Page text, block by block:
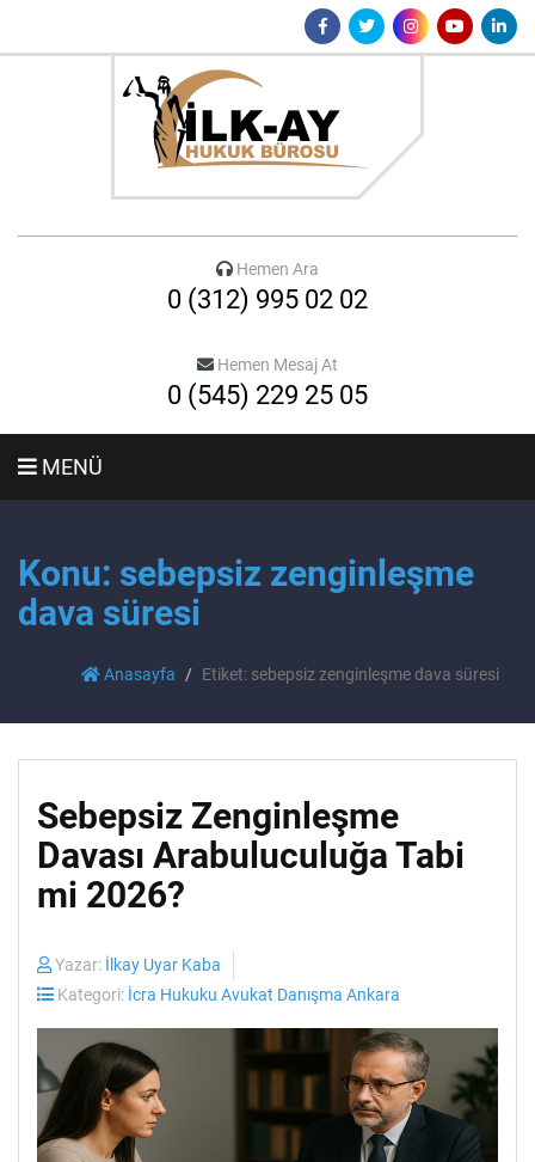
Hemen Ara
0 (312) 995 02 02
Hemen Mesaj At
0 (545) 229 25 05
MENÜ
Konu: sebepsiz zenginleşme
dava süresi
Anasayfa Etiket: sebepsiz zenginleşme dava süresi
Sebepsiz Zenginleşme
Davası Arabuluculuğa Tabi
mi 2026?
Yazar: İlkay Uyar Kaba
Kategori: İcra Hukuku Avukat Danışma Ankara